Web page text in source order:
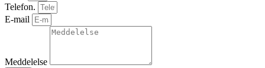
Telefon.
E-mail
Meddelelse